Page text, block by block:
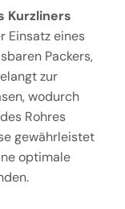
Kurzliners
Einsatz eines
Packers,
zur
wodurch
Rohres
gewährleistet
optimale